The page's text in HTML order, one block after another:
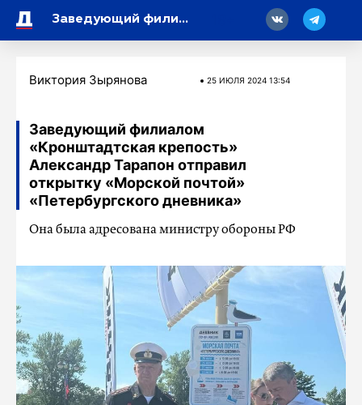
Заведующий филиалом «Кронштадтская крепость» Александр Тарапон отправил открытку «Морской почтой» «Петербургского дневника»
Виктория Зырянова 25 ИЮЛЯ 2024 13:54
Заведующий филиалом
«Кронштадтская крепость»
Александр Тарапон отправил
открытку «Морской почтой»
«Петербургского дневника»
Она была адресована министру обороны РФ